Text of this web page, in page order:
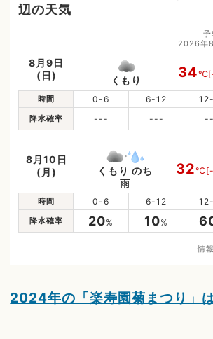
辺の天気
2026年
8月9日
(日)
くもり 34℃
時間 0-6 6-12
降水確率 --- ---
8月10日
(月)
くもり のち
雨
32℃
時間 0-6 6-12
降水確率 20% 10%
情
2024年の「楽寿園菊まつり」